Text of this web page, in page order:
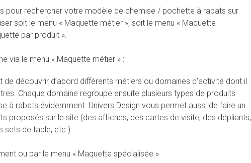
pour rechercher votre modèle de chemise / pochette à rabats sur
soit le menu « Maquette métier », soit le menu « Maquette
par produit ».
via le menu « Maquette métier » :
de découvrir d’abord différents métiers ou domaines d’activité dont il
Chaque domaine regroupe ensuite plusieurs types de produits
à rabats évidemment. Univers Design vous permet aussi de faire un
proposés sur le site (des affiches, des cartes de visite, des dépliants,
sets de table, etc.).
ou par le menu « Maquette spécialisée »